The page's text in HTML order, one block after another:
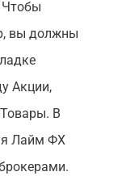
Чтобы
вы должны
Акции,
В
Лайм ФХ